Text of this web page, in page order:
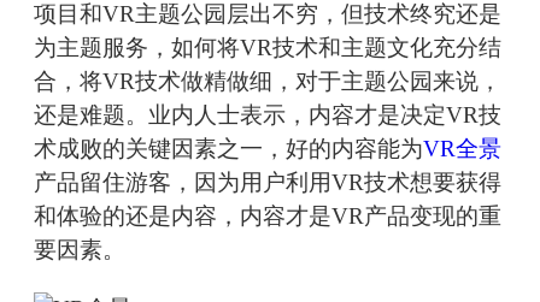
项目和VR主题公园层出不穷，但技术终究还是
为主题服务，如何将VR技术和主题文化充分结
合，将VR技术做精做细，对于主题公园来说，
还是难题。业内人士表示，内容才是决定VR技
术成败的关键因素之一，好的内容能为VR全景
产品留住游客，因为用户利用VR技术想要获得
和体验的还是内容，内容才是VR产品变现的重
要因素。